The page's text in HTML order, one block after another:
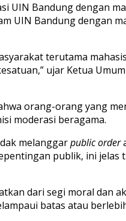
UIN Bandung dengan
UIN Bandung dengan
terutama
ujar Ketua Umum
orang-orang yang
moderasi beragama.
melanggarpublic order
publik, ini jelas
dari segi moral dan
batas atau